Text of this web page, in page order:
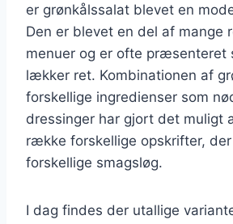
er grønkålssalat blevet en
Den er blevet en del af mange
menuer og er ofte præsenteret
lækker ret. Kombinationen af
forskellige ingredienser som
dressinger har gjort det muligt
række forskellige opskrifter,
forskellige smagsløg.
I dag findes der utallige